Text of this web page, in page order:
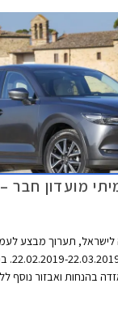
מועדון חבר
תערוך מבצע
חבר
בהנחות ואבזור נוסף
של מאזדה ברחבי